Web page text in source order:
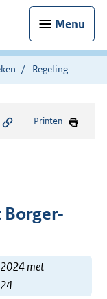
Menu
Regeling
Printen
met